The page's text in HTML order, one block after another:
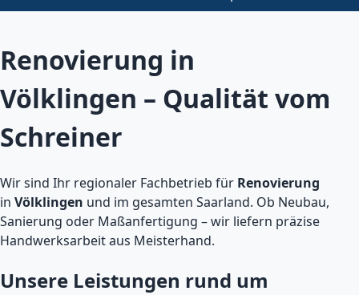
Renovierung in
Völklingen – Qualität vom
Schreiner
Wir sind Ihr regionaler Fachbetrieb für Renovierung
in Völklingen und im gesamten Saarland. Ob Neubau,
Sanierung oder Maßanfertigung – wir liefern präzise
Handwerksarbeit aus Meisterhand.
Unsere Leistungen rund um